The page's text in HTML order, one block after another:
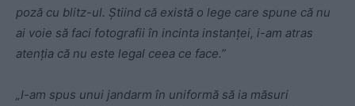
poză cu blitz-ul. Ştiind că există o lege care spune că nu
ai voie să faci fotografii în incinta instanței, i-am atras
atenția că nu este legal ceea ce face.”
„I-am spus unui jandarm în uniformă să ia măsuri